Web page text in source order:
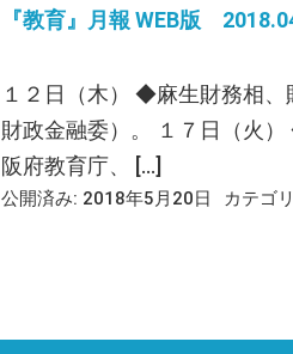
『教育』月報 WEB版
１２日（木） ◆麻生財務相
財政金融委）。 １７日（火
阪府教育庁、 […]
公開済み: 2018年5月20日 カテゴ